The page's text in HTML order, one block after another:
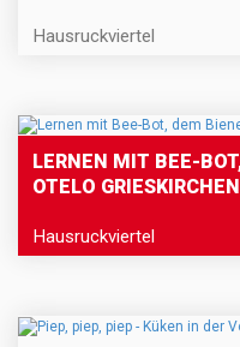
Hausruckviertel
LERNEN MIT BEE-
OTELO GRIESKIRCHEN
Hausruckviertel